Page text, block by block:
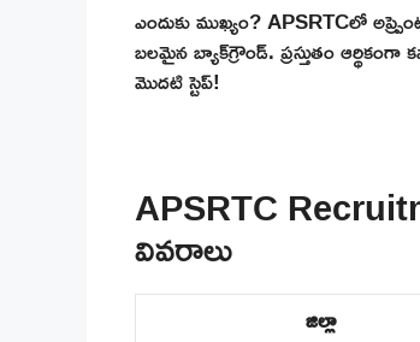
ఎందుకు ముఖ్యం? APSRTCలో
బలమైన బ్యాక్‌గ్రౌండ్. ప్రస్తుతం
మొదటి స్టెప్!
APSRTC
వివరాలు
జిల్లా